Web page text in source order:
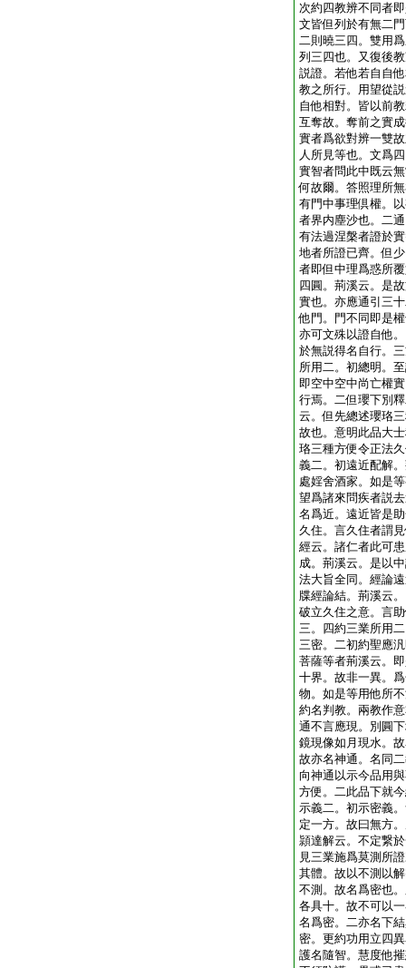
次約四教辨不同者
文皆但列於有無二
二則曉三四。雙用
列三四也。又復後
説證。若他若自自
教之所行。用望從
自他相對。皆以前
互奪故。奪前之實
實者爲欲對辨一雙
人所見等也。文爲
實智者問此中既云
何故爾。答照理所
有門中事理倶權。
者界内塵沙也。二
有法過涅槃者證於
地者所證已齊。但
者即但中理爲惑所
四圓。荊溪云。是
實也。亦應通引三
他門。門不同即是
亦可文殊以證自他
於無説得名自行。
所用二。初總明。
即空中空中尚亡權
行焉。二但瓔下別
云。但先總述瓔珞
故也。意明此品大
珞三種方便令正法
義二。初遠近配解
處婬舍酒家。如是
望爲諸來問疾者説
名爲近。遠近皆是
久住。言久住者謂
經云。諸仁者此可
成。荊溪云。是以
法大旨全同。經論
牒經論結。荊溪云
破立久住之意。言
三。四約三業所用
三密。二初約聖應
菩薩等者荊溪云。
十界。故非一異。
物。如是等用他所
約名判教。兩教作
通不言應現。別圓
鏡現像如月現水。
故亦名神通。名同
向神通以示今品用
方便。二此品下就
示義二。初示密義
定一方。故曰無方
頴達解云。不定繋
見三業施爲莫測所
其體。故以不測以
不測。故名爲密也
各具十。故不可以
名爲密。二亦名下
密。更約功用立四
護名隨智。慧度他